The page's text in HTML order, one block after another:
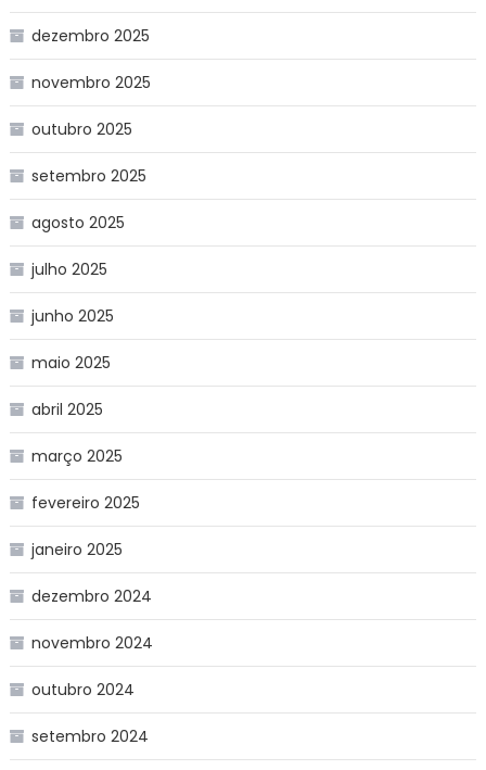
dezembro 2025
novembro 2025
outubro 2025
setembro 2025
agosto 2025
julho 2025
junho 2025
maio 2025
abril 2025
março 2025
fevereiro 2025
janeiro 2025
dezembro 2024
novembro 2024
outubro 2024
setembro 2024